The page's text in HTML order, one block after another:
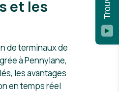
et les
de terminaux de
à Pennylane,
les avantages
en temps réel